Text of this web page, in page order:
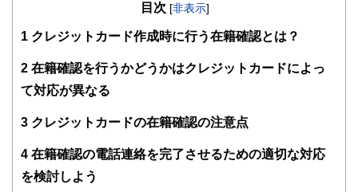
知識がない方でも理解できるようわかりやすく発信していま
得者を中心に「お金や暮らし」に関する書籍・雑誌の編集経
験者で構成され、企画立案から記事掲載まですべての工程に
関わることで、読者目線のコンテンツを追求しています。
FinancialFieldの特徴は、ファイナンシャルプランナー、弁
ドバイザー、DCプランナー、公認会計士、社会保険労務
士、行政書士、投資アナリスト、キャリアコンサルタントな
ど150名以上の有資格者を執筆者・監修者として迎え、むず
目次 [非表示]
1 クレジットカード作成時に行う在籍確認とは？
2 在籍確認を行うかどうかはクレジットカードによっ
て対応が異なる
3 クレジットカードの在籍確認の注意点
4 在籍確認の電話連絡を完了させるための適切な対応
を検討しよう